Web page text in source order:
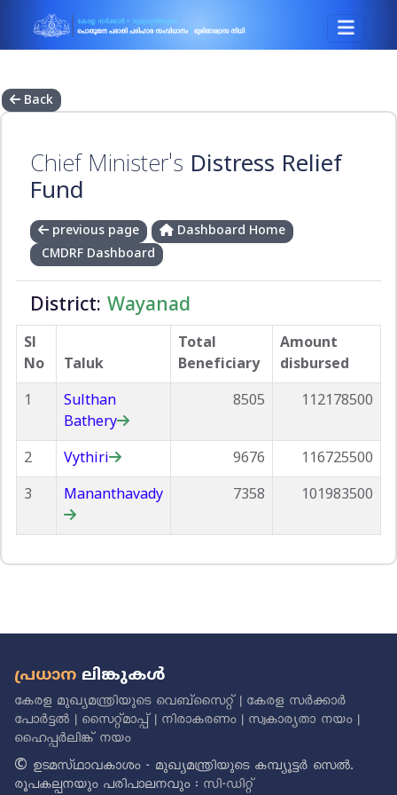
Back
Chief Minister's Distress Relief
Fund
previous page
Dashboard Home
CMDRF Dashboard
District: Wayanad
Sl
No
Taluk
Total
Beneficiary
Amount
disbursed
1
Sulthan
Bathery
8505 112178500
2 Vythiri 9676 116725500
3 Mananthavady 7358 101983500
പ്രധാന ലിങ്കുകൾ
കേരള മുഖ്യമന്ത്രിയുടെ വെബ്സൈറ്റ്| കേരള സർക്കാർ
പോർട്ടൽ | സൈറ്റ്മാപ്പ്| നിരാകരണം| സ്വകാര്യതാ നയം|
ഹൈപ്പർലിങ്ക് നയം
© ഉടമസ്‌ഥാവകാശം - മുഖ്യമന്ത്രിയുടെ കമ്പ്യൂട്ടർ സെൽ.
രൂപകല്പനയും പരിപാലനവും : സി-ഡിറ്റ്